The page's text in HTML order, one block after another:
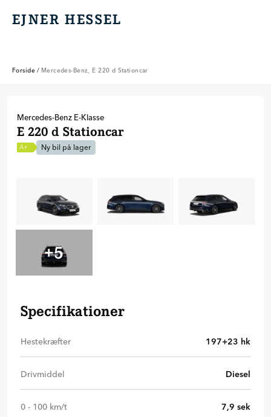
EJNER HESSEL
EJNER HESSEL
Forside / Mercedes-Benz, E 220 d Stationcar
Mercedes-Benz E-Klasse
E 220 d Stationcar
A+ Ny bil på lager
+5
Specifikationer
Hestekræfter 197+23 hk
Drivmiddel Diesel
0 - 100 km/t 7,9 sek